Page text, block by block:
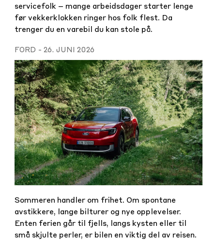
servicefolk – mange arbeidsdager starter lenge
før vekkerklokken ringer hos folk flest. Da
trenger du en varebil du kan stole på.
FORD - 26. JUNI 2026
Sommeren handler om frihet. Om spontane
avstikkere, lange bilturer og nye opplevelser.
Enten ferien går til fjells, langs kysten eller til
små skjulte perler, er bilen en viktig del av reisen.